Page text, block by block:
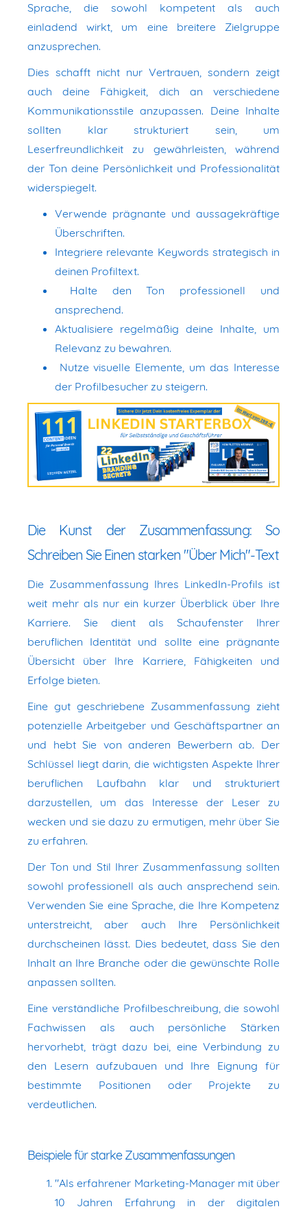
Sprache, die sowohl kompetent als auch
einladend wirkt, um eine breitere Zielgruppe
anzusprechen.
Dies schafft nicht nur Vertrauen, sondern zeigt
auch deine Fähigkeit, dich an verschiedene
Kommunikationsstile anzupassen. Deine Inhalte
sollten klar strukturiert sein, um
Leserfreundlichkeit zu gewährleisten, während
der Ton deine Persönlichkeit und Professionalität
widerspiegelt.
Verwende prägnante und aussagekräftige
Überschriften.
Integriere relevante Keywords strategisch in
deinen Profiltext.
Halte den Ton professionell und
ansprechend.
Aktualisiere regelmäßig deine Inhalte, um
Relevanz zu bewahren.
Nutze visuelle Elemente, um das Interesse
der Profilbesucher zu steigern.
Die Kunst der Zusammenfassung: So
Schreiben Sie Einen starken "Über Mich"-Text
Die Zusammenfassung Ihres LinkedIn-Profils ist
weit mehr als nur ein kurzer Überblick über Ihre
Karriere. Sie dient als Schaufenster Ihrer
beruflichen Identität und sollte eine prägnante
Übersicht über Ihre Karriere, Fähigkeiten und
Erfolge bieten.
Eine gut geschriebene Zusammenfassung zieht
potenzielle Arbeitgeber und Geschäftspartner an
und hebt Sie von anderen Bewerbern ab. Der
Schlüssel liegt darin, die wichtigsten Aspekte Ihrer
beruflichen Laufbahn klar und strukturiert
darzustellen, um das Interesse der Leser zu
wecken und sie dazu zu ermutigen, mehr über Sie
zu erfahren.
Der Ton und Stil Ihrer Zusammenfassung sollten
sowohl professionell als auch ansprechend sein.
Verwenden Sie eine Sprache, die Ihre Kompetenz
unterstreicht, aber auch Ihre Persönlichkeit
durchscheinen lässt. Dies bedeutet, dass Sie den
Inhalt an Ihre Branche oder die gewünschte Rolle
anpassen sollten.
Eine verständliche Profilbeschreibung, die sowohl
Fachwissen als auch persönliche Stärken
hervorhebt, trägt dazu bei, eine Verbindung zu
den Lesern aufzubauen und Ihre Eignung für
bestimmte Positionen oder Projekte zu
verdeutlichen.
Beispiele für starke Zusammenfassungen
"Als erfahrener Marketing-Manager mit über
10 Jahren Erfahrung in der digitalen